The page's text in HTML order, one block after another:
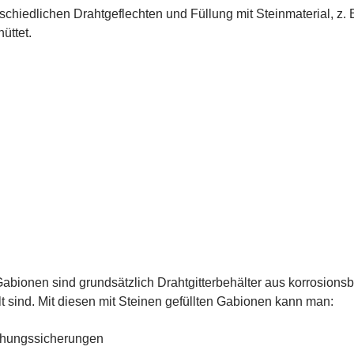
Drahtgeflechten und Füllung mit Steinmaterial,
sind grundsätzlich Drahtgitterbehälter aus
sind. Mit diesen mit Steinen gefüllten Gabionen kann man: